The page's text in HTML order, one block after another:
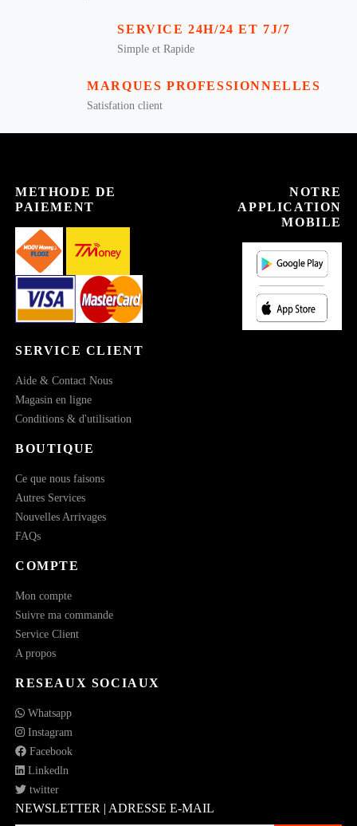
SERVICE 24H/24 ET 7J/7
Simple et Rapide
MARQUES PROFESSIONNELLES
Satisfation client
METHODE DE
PAIEMENT
NOTRE
APPLICATION
MOBILE
SERVICE CLIENT
Aide & Contact Nous
Magasin en ligne
Conditions & d'utilisation
BOUTIQUE
Ce que nous faisons
Autres Services
Nouvelles Arrivages
FAQs
COMPTE
Mon compte
Suivre ma commande
Service Client
A propos
RESEAUX SOCIAUX
Whatsapp
Instagram
Facebook
Linkedln
twitter
NEWSLETTER | ADRESSE E-MAIL